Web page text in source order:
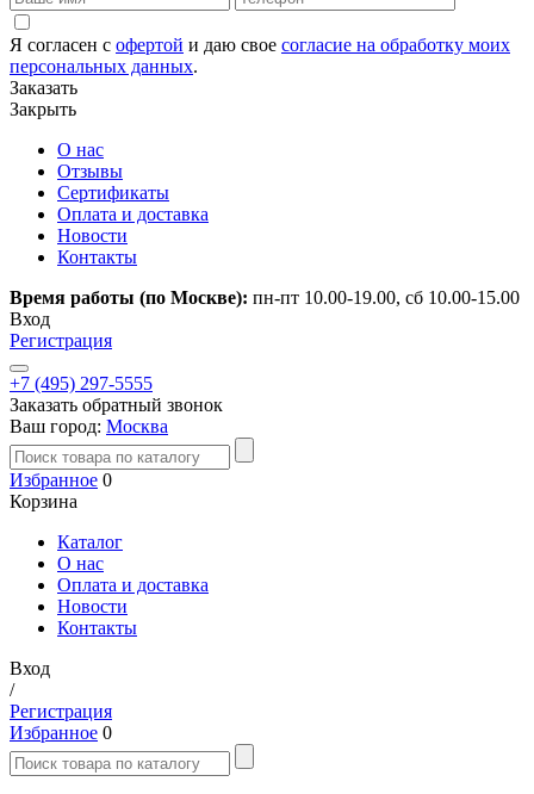
Я согласен с офертой и даю свое согласие на обработку моих
персональных данных.
Заказать
Закрыть
О нас
Отзывы
Сертификаты
Оплата и доставка
Новости
Контакты
Время работы (по Москве): пн-пт 10.00-19.00, сб 10.00-15.00
Вход
Регистрация
+7 (495) 297-5555
Заказать обратный звонок
Ваш город: Москва
Избранное 0
Корзина
Каталог
О нас
Оплата и доставка
Новости
Контакты
Вход
/
Регистрация
Избранное 0